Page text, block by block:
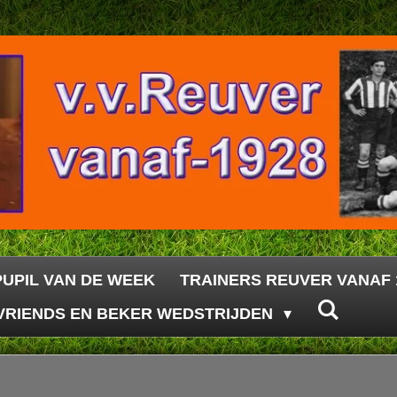
VAN DE WEEK
TRAINERS REUVER
EN BEKER WEDSTRIJDEN